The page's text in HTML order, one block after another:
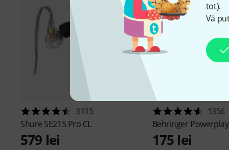
tot).
Vă
3115
Shure SE215 Pro CL
579 lei
1356
Behringer
175 lei